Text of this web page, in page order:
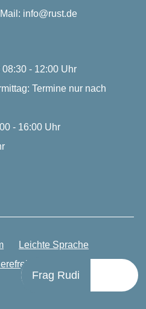
info@rust.de
- 12:00 Uhr
Termine nur nach
- 16:00 Uhr
Frag Rudi
Leichte Sprache